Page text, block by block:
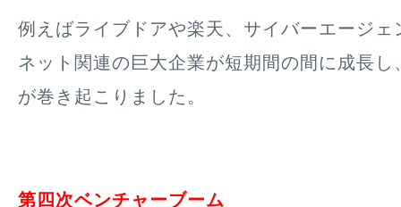
例えばライブドアや楽天、サイバーエージェ
ネット関連の巨大企業が短期間の間に成長し
が巻き起こりました。
第四次ベンチャーブーム